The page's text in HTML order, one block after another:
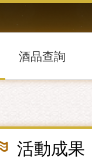
酒品查詢
活動成果